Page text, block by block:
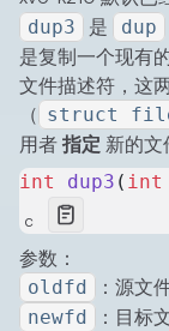
dup3 是 dup
是复制一个现有
文件描述符，这
（ struct
用者 指定 新的文
int dup3 ( int
c
参数：
oldfd ：源文
newfd
：目标